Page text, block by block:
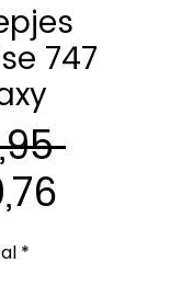
747
*